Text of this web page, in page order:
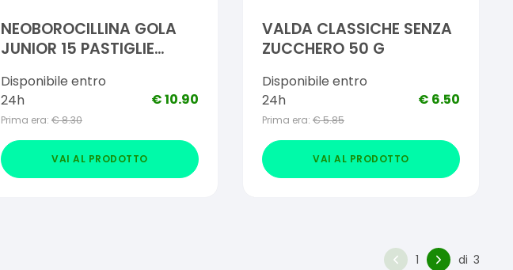
NEOBOROCILLINA GOLA
JUNIOR 15 PASTIGLIE
Disponibile entro
24h
Prima era: €8.30
€10.90
VAI AL PRODOTTO
VALDA CLASSICHE SENZA
ZUCCHERO 50 G
Disponibile entro
24h
Prima era: €5.85
€ 6.50
VAI AL PRODOTTO
1 di 3